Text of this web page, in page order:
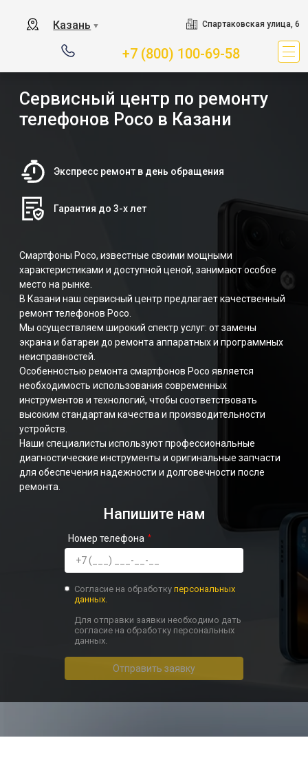
Казань ▼ Спартаковская улица, 6
+7 (800) 100-69-58
Сервисный центр по ремонту
телефонов Poco в Казани
Экспресс ремонт в день обращения
Гарантия до 3-х лет
Смартфоны Poco, известные своими мощными
характеристиками и доступной ценой, занимают особое
место на рынке.
В Казани наш сервисный центр предлагает качественный
ремонт телефонов Poco.
Мы осуществляем широкий спектр услуг: от замены
экрана и батареи до ремонта аппаратных и программных
неисправностей.
Особенностью ремонта смартфонов Poco является
необходимость использования современных
инструментов и технологий, чтобы соответствовать
высоким стандартам качества и производительности
устройств.
Наши специалисты используют профессиональные
диагностические инструменты и оригинальные запчасти
для обеспечения надежности и долговечности после
ремонта.
Напишите нам
Номер телефона
Согласие на обработку персональных
данных.
Для отправки заявки необходимо дать
согласие на обработку персональных
данных.
Отправить заявку